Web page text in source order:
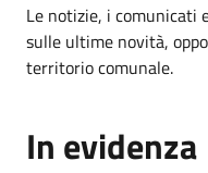
Le notizie, i comunicati
sulle ultime novità,
territorio comunale.
In evidenza